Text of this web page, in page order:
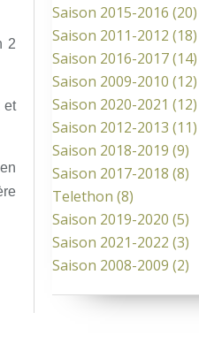
2
et
Saison 2015-2016 (20)
Saison 2011-2012 (18)
Saison 2016-2017(14)
Saison 2009-2010 (12)
Saison 2020-2021 (12)
Saison 2012-2013 (11)
Saison 2018-2019 (9)
Saison 2017-2018 (8)
Telethon (8)
Saison 2019-2020 (5)
Saison 2021-2022 (3)
Saison 2008-2009 (2)